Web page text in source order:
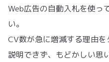
Web広告の自動入札を使っ
い。
CV数が急に増減する理由
説明できず、もどかしい思